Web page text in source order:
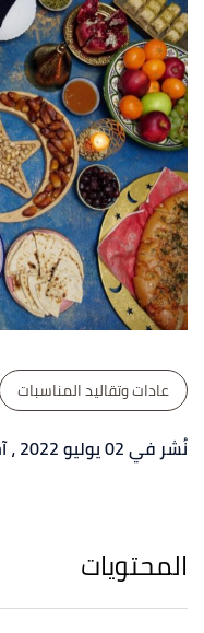
عادات وتقاليد المناسبات
نُشر في 02 يوليو 2022
،
المحتويات